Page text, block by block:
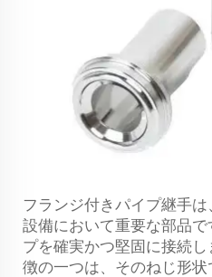
フランジ付きパイプ継手
設備において重要な部品
プを確実かつ堅固に接続
徴の一つは、そのねじ形